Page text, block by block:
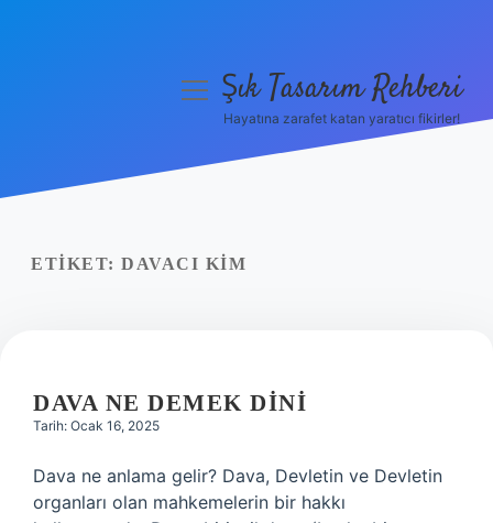
Yasal Uyarı
menüyüŞık Tasarım Rehberi
Hayatına zarafet katan yaratıcı fikirler!
ETIKET: DAVACI KIM
DAVA NE DEMEK DINI
Tarih: Ocak 16, 2025
Dava ne anlama gelir? Dava, Devletin ve Devletin
organları olan mahkemelerin bir hakkı